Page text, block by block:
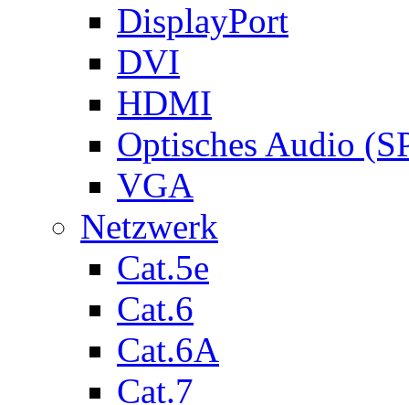
DisplayPort
DVI
HDMI
Optisches Audio
VGA
Netzwerk
Cat.5e
Cat.6
Cat.6A
Cat.7